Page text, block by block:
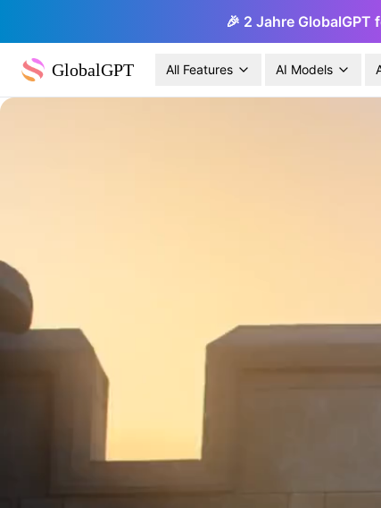
🎉 2 Jahre
GlobalGPT All Features AI Models